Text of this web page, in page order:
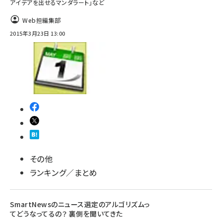
アイデアを出せるマンダラート」など
Web担編集部
2015年3月23日 13:00
その他
ランキング／まとめ
SmartNewsのニュース選定のアルゴリズムっ
てどうなってるの？ 裏側を聞いてきた